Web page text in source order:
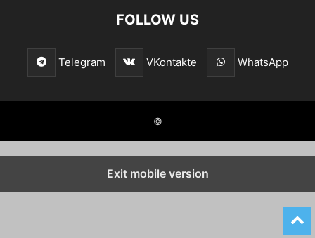
FOLLOW US
Telegram VKontakte WhatsApp
©
Exit mobile version